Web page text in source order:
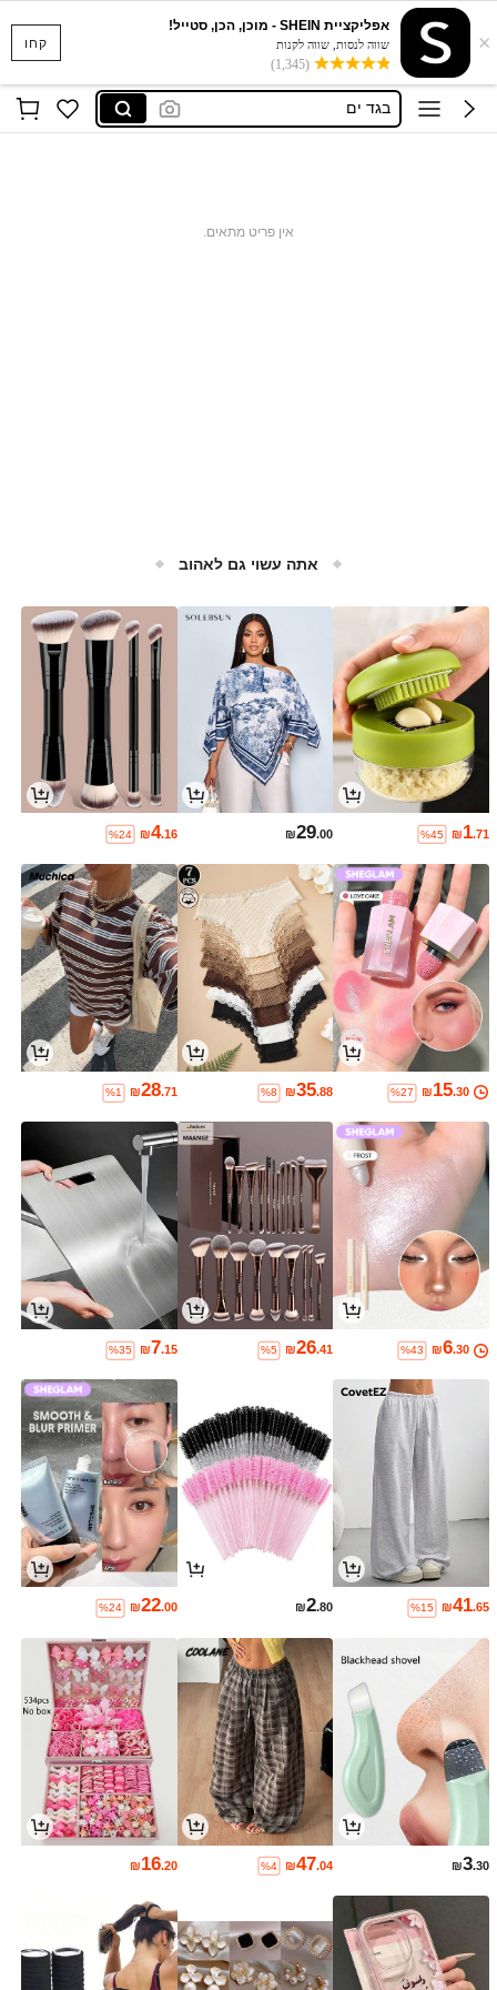
קחו ×
אפליקציית SHEIN - מוכן, הכן, סטייל!
שווה לנסות, שווה לקנות
(1,345)
סקוישים
anewsta שמלות
בגד ים
חצאיות
אין פריט מתאים.
אתה עשוי גם לאהוב
₪1.71
%45
₪29.00
₪4.16
%24
₪15.30
%27
₪35.88
%8
₪28.71
%1
₪6.30
%43
₪26.41
%5
₪7.15
%35
₪41.65
%15
₪2.80
₪22.00
%24
₪3.30
₪47.04
%4
₪16.20